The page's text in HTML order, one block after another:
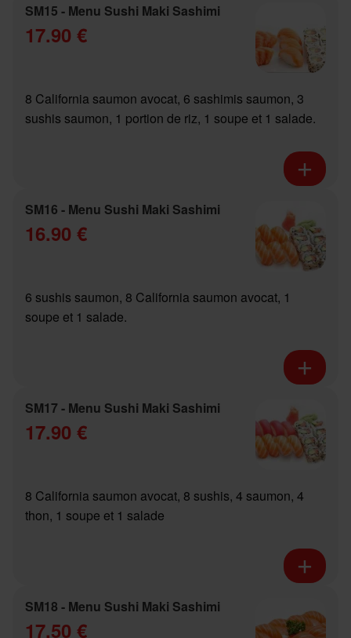
SM15 - Menu Sushi Maki Sashimi
17.90 €
8 California saumon avocat, 6 sashimis saumon, 3
sushis saumon, 1 portion de riz, 1 soupe et 1 salade.
SM16 - Menu Sushi Maki Sashimi
16.90 €
6 sushis saumon, 8 California saumon avocat, 1
soupe et 1 salade.
SM17 - Menu Sushi Maki Sashimi
17.90 €
8 California saumon avocat, 8 sushis, 4 saumon, 4
thon, 1 soupe et 1 salade
SM18 - Menu Sushi Maki Sashimi
17.50 €